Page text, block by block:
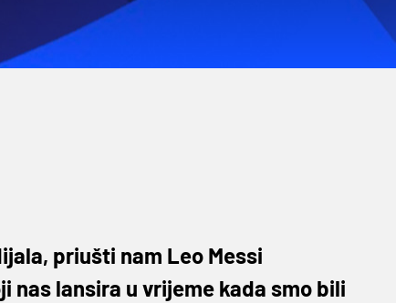
priušti nam Leo Messi
nas lansira u vrijeme kada smo bili